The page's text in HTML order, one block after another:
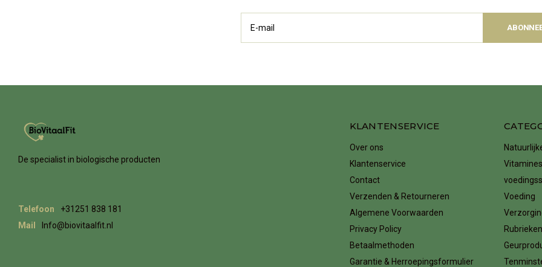
De specialist in biologische producten
Telefoon
+31251 838 181
Mail
Info@biovitaalfit.nl
KLANTENSERVICE
Over ons
Klantenservice
Contact
Verzenden & Retourneren
Algemene Voorwaarden
Privacy Policy
Betaalmethoden
Garantie & Herroepingsformulier
Voeding
Rubrieken